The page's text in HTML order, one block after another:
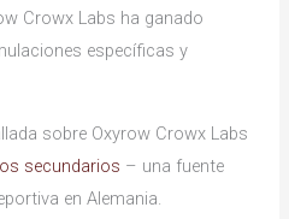
Crowx Labs ha ganado
específicas y
sobre Oxyrow Crowx Labs
secundarios – una fuente
en Alemania.